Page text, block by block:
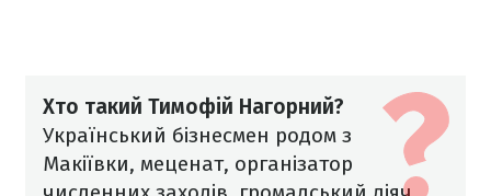
Хто такий Тимофій Нагорний?
Український бізнесмен родом з
Макіївки, меценат, організатор